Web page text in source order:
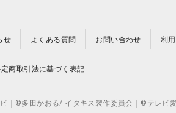
せ よくある質問 お問い合わせ 利
定商取引法に基づく表記
©多田かおる/ イタキス製作委員会｜©テレビ